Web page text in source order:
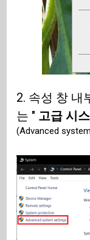
2. 속성 창 내
는 " 고급 시
(Advanced